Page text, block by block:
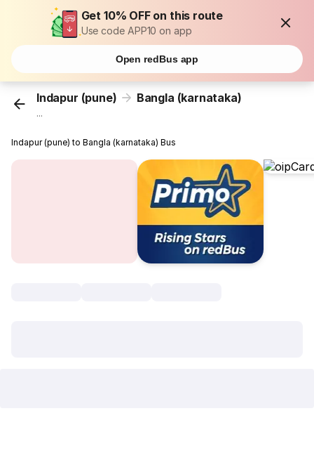
Get 10% OFF on this route
Use code APP10 on app
Open redBus app
Indapur (pune) Bangla (karnataka)
...
Indapur (pune) to Bangla (karnataka) Bus